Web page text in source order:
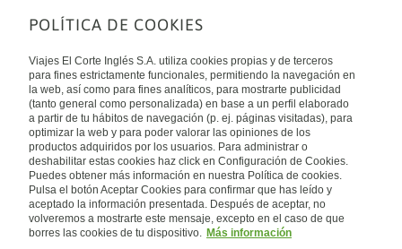
Sobre nosotros
Quiénes somos
Financiación
Sostenibilidad
Turismo accesible
Tarjeta El Corte Inglés
Trabaja con nosotros
El Corte Inglés
Canal Ético
Enlaces de interés
Guías de viaje
Catálogos
Auto check-in
Condiciones Generales
Política de privacidad
Política de cookies
Accesibilidad
Empresas/ Grupos
Internacional
España
Visita nuestro blog
Blog de Viajes el Corte inglés
POLÍTICA DE COOKIES
Viajes El Corte Inglés S.A. utiliza cookies propias y de terceros
para fines estrictamente funcionales, permitiendo la navegación en
la web, así como para fines analíticos, para mostrarte publicidad
(tanto general como personalizada) en base a un perfil elaborado
a partir de tu hábitos de navegación (p. ej. páginas visitadas), para
optimizar la web y para poder valorar las opiniones de los
productos adquiridos por los usuarios. Para administrar o
deshabilitar estas cookies haz click en Configuración de Cookies.
Puedes obtener más información en nuestra Política de cookies.
Pulsa el botón Aceptar Cookies para confirmar que has leído y
aceptado la información presentada. Después de aceptar, no
volveremos a mostrarte este mensaje, excepto en el caso de que
borres las cookies de tu dispositivo. Más información